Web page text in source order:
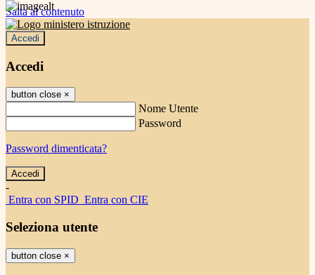
Salta al contenuto
Accedi
Accedi
button close ×
Nome Utente
Password
Password dimenticata?
-
Entra con SPID Entra con CIE
Seleziona utente
button close ×